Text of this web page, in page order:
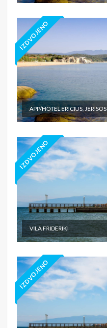
IZDVOJENO
APP/HOTEL ERICIUS, JERISOS
IZDVOJENO
VILA FRIDERIKI
IZDVOJENO